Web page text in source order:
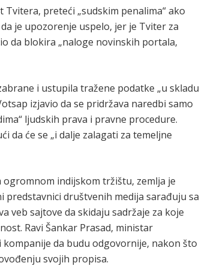
preteći „sudskim penalima“ ako
je upozorenje uspelo, jer je Tviter za
da blokira „naloge novinskih portala,
i ustupila tražene podatke „u skladu
izjavio da se pridržava naredbi samo
ljudskih prava i pravne procedure.
da će se „i dalje zalagati za temeljne
indijskom tržištu, zemlja je
predstavnici društvenih medija sarađuju sa
veb sajtove da skidaju sadržaje za koje
Ravi Šankar Prasad, ministar
da budu odgovornije, nakon što
svojih propisa.